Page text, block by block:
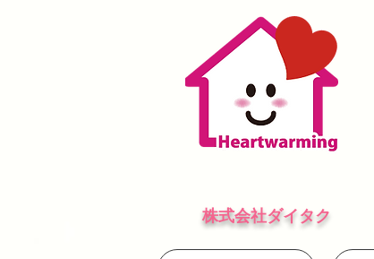
株式会社ダイタク